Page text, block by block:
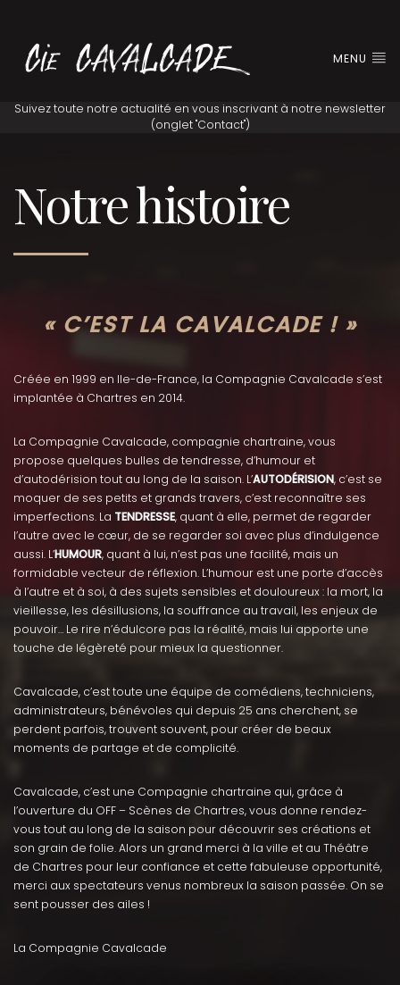
MENU
Notre histoire
« C’EST LA CAVALCADE ! »
Créée en 1999 en Ile-de-France, la Compagnie Cavalcade s’est
implantée à Chartres en 2014.
La Compagnie Cavalcade, compagnie chartraine, vous
propose quelques bulles de tendresse, d’humour et
d’autodérision tout au long de la saison. L’AUTODÉRISION, c’est se
moquer de ses petits et grands travers, c’est reconnaître ses
imperfections. La TENDRESSE, quant à elle, permet de regarder
l’autre avec le cœur, de se regarder soi avec plus d’indulgence
aussi. L’HUMOUR, quant à lui, n’est pas une facilité, mais un
formidable vecteur de réflexion. L’humour est une porte d’accès
à l’autre et à soi, à des sujets sensibles et douloureux : la mort, la
vieillesse, les désillusions, la souffrance au travail, les enjeux de
pouvoir… Le rire n’édulcore pas la réalité, mais lui apporte une
touche de légèreté pour mieux la questionner.
Cavalcade, c’est toute une équipe de comédiens, techniciens,
administrateurs, bénévoles qui depuis 25 ans cherchent, se
perdent parfois, trouvent souvent, pour créer de beaux
moments de partage et de complicité.
Cavalcade, c’est une Compagnie chartraine qui, grâce à
l’ouverture du OFF – Scènes de Chartres, vous donne rendez-
vous tout au long de la saison pour découvrir ses créations et
son grain de folie. Alors un grand merci à la ville et au Théâtre
de Chartres pour leur confiance et cette fabuleuse opportunité,
merci aux spectateurs venus nombreux la saison passée. On se
sent pousser des ailes !
La Compagnie Cavalcade